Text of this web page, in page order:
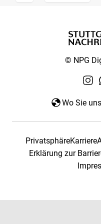
© NPG
Wo Sie
PrivatsphäreKarriere
Erklärung zur